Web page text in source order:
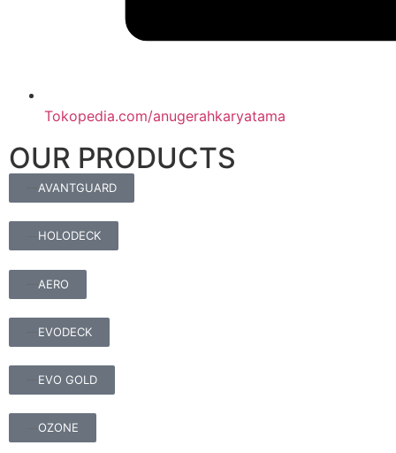
Tokopedia.com/anugerahkaryatama
OUR PRODUCTS
AVANTGUARD
HOLODECK
AERO
EVODECK
EVO GOLD
OZONE